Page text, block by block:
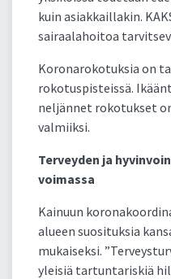
kuin asiakkaillakin.
sairaalahoitoa
Koronarokotuksia on
rokotuspisteissä.
neljännet rokotukset
valmiiksi.
Terveyden ja
voimassa
Kainuun
alueen suosituksia
mukaiseksi.
yleisiä tartuntariskiä